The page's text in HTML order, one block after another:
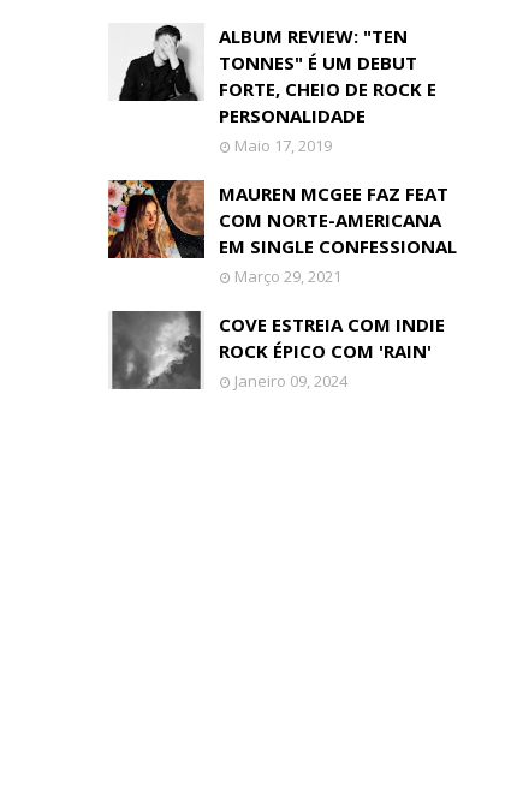
ALBUM REVIEW: "TEN
TONNES" É UM DEBUT
FORTE, CHEIO DE ROCK E
PERSONALIDADE
Maio 17, 2019
MAUREN MCGEE FAZ FEAT
COM NORTE-AMERICANA
EM SINGLE CONFESSIONAL
Março 29, 2021
COVE ESTREIA COM INDIE
ROCK ÉPICO COM 'RAIN'
Janeiro 09, 2024